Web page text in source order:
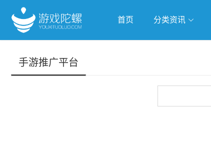
首页 分类资讯
手游推广平台